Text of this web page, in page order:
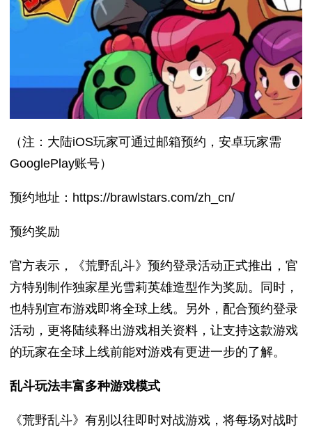
（注：大陆iOS玩家可通过邮箱预约，安卓玩家需
GooglePlay账号）
预约地址：https://brawlstars.com/zh_cn/
预约奖励
官方表示，《荒野乱斗》预约登录活动正式推出，官
方特别制作独家星光雪莉英雄造型作为奖励。同时，
也特别宣布游戏即将全球上线。另外，配合预约登录
活动，更将陆续释出游戏相关资料，让支持这款游戏
的玩家在全球上线前能对游戏有更进一步的了解。
乱斗玩法丰富多种游戏模式
《荒野乱斗》有别以往即时对战游戏，将每场对战时